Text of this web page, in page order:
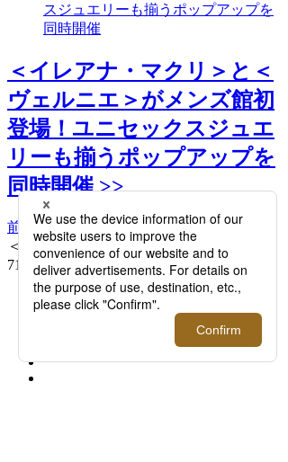
スジュエリーも揃うポップアップを
同時開催
＜イレアナ・マクリ＞と＜
ヴェルニエ＞がメンズ館初
登場！ユニセックスジュエ
リーも揃うポップアップを
同時開催 >>
前へ 次へ
＜イレアナ・マクリ＞LITTLE SNAKE ER
71,500円